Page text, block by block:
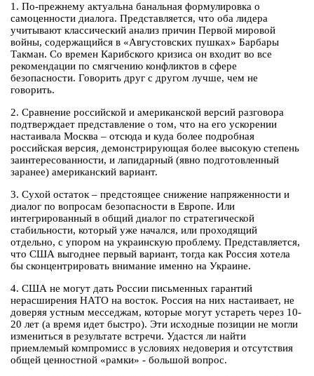
1. По-прежнему актуальна банальная формулировка о
самоценности диалога. Представляется, что оба лидера
учитывают классический анализ причин Первой мировой
войны, содержащийся в «Августовских пушках» Барбары
Такман. Со времен Карибского кризиса он входит во все
рекомендации по смягчению конфликтов в сфере
безопасности. Говорить друг с другом лучше, чем не
говорить.
2. Сравнение российской и американской версий разговора
подтверждает представление о том, что на его ускорении
настаивала Москва – отсюда и куда более подробная
российская версия, демонстрирующая более высокую степень
заинтересованности, и лапидарный (явно подготовленный
заранее) американский вариант.
3. Сухой остаток – предстоящее снижение напряженности и
диалог по вопросам безопасности в Европе. Или
интегрированный в общий диалог по стратегической
стабильности, который уже начался, или проходящий
отдельно, с упором на украинскую проблему. Представляется,
что США выгоднее первый вариант, тогда как Россия хотела
бы сконцентрировать внимание именно на Украине.
4. США не могут дать России письменных гарантий
нерасширения НАТО на восток. Россия на них настаивает, не
доверяя устным месседжам, которые могут устареть через 10-
20 лет (а время идет быстро). Эти исходные позиции не могли
измениться в результате встречи. Удастся ли найти
приемлемый компромисс в условиях недоверия и отсутствия
общей ценностной «рамки» - большой вопрос.